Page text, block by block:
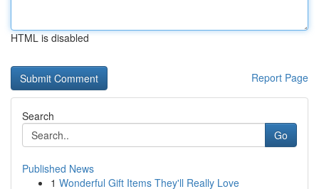
HTML is disabled
Report Page
Search
Go
Published News
1 Wonderful Gift Items They'll Really Love